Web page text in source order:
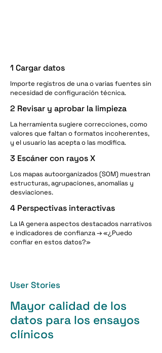
1 Cargar datos
Importe registros de una o varias fuentes sin
necesidad de configuración técnica.
2 Revisar y aprobar la limpieza
La herramienta sugiere correcciones, como
valores que faltan o formatos incoherentes,
y el usuario las acepta o las modifica.
3 Escáner con rayos X
Los mapas autoorganizados (SOM) muestran
estructuras, agrupaciones, anomalías y
desviaciones.
4 Perspectivas interactivas
La IA genera aspectos destacados narrativos
e indicadores de confianza → «¿Puedo
confiar en estos datos?»
User Stories
Mayor calidad de los
datos para los ensayos
clínicos